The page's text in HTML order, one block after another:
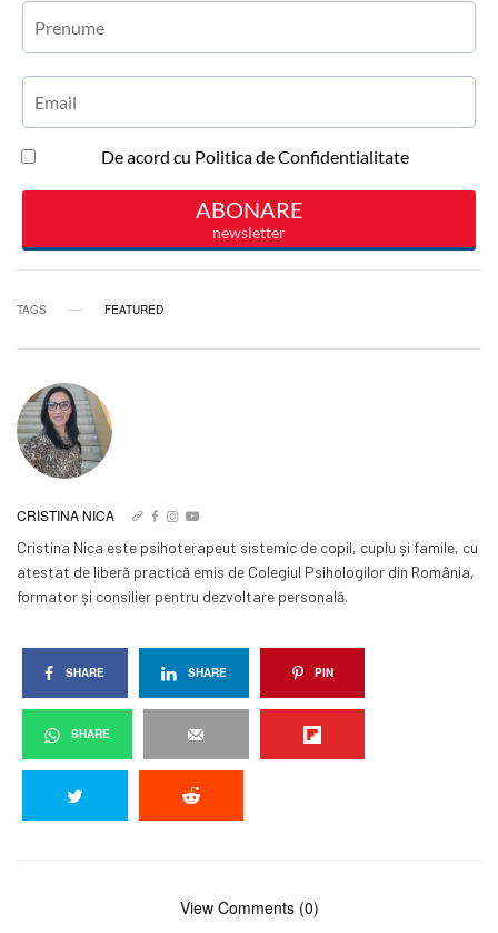
TAGS FEATURED
CRISTINA NICA
Cristina Nica este psihoterapeut sistemic de copil, cuplu și famile, cu
atestat de liberă practică emis de Colegiul Psihologilor din România,
formator și consilier pentru dezvoltare personală.
SHARE SHARE PIN
SHARE
View Comments (0)